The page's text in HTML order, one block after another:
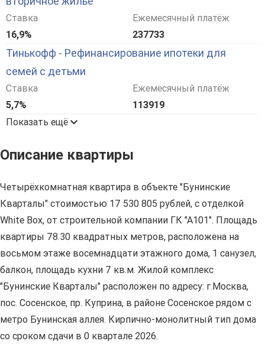
Ставка
16,9%
Ежемесячный платёж
237733
Тинькофф - Рефинансирование ипотеки для
семей с детьми
Ставка
5,7%
Ежемесячный платёж
113919
Показать ещё
Описание квартиры
Четырёхкомнатная квартира в объекте "Бунинские
Кварталы" стоимостью 17 530 805 рублей, с отделкой
White Box, от строительной компании ГК "А101". Площадь
квартиры 78.30 квадратных метров, расположена на
восьмом этаже восемнадцати этажного дома, 1 санузел,
балкон, площадь кухни 7 кв.м. Жилой комплекс
"Бунинские Кварталы" расположен по адресу: г.Москва,
пос. Сосенское, пр. Куприна, в районе Сосенское рядом с
метро Бунинская аллея. Кирпично-монолитный тип дома
со сроком сдачи в 0 квартале 2026.